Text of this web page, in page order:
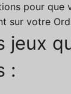
pour que
sur votre
jeux
: